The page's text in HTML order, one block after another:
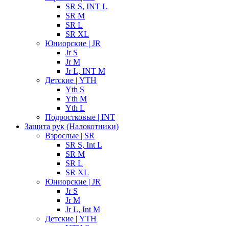
SR S, INT L
SR M
SR L
SR XL
Юниорские | JR
Jr S
Jr M
Jr L, INT M
Детские | YTH
Yth S
Yth M
Yth L
Подростковые | INT
Защита рук (Налокотники)
Взрослые | SR
SR S, Int L
SR M
SR L
SR XL
Юниорские | JR
Jr S
Jr M
Jr L, Int M
Детские | YTH